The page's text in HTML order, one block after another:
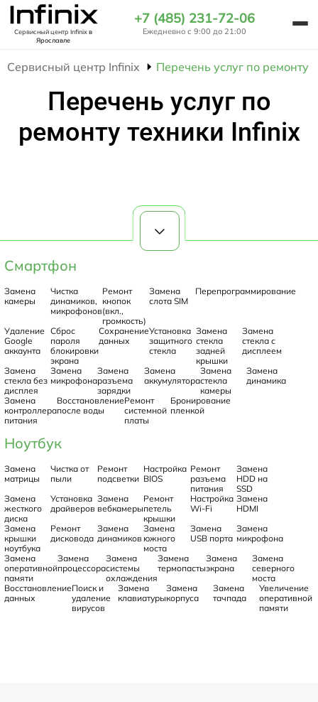
Сервисный центр Infinixв
Ярославле
+7 (485) 231-72-06
Ежедневно с 9:00 до 21:00
Сервисный центр Infinix Перечень услуг по ремонту
Перечень услуг по
ремонту техники Infinix
Смартфон
Замена
камеры
Чистка
динамиков,
микрофонов
Ремонт
кнопок
(вкл.,
громкость)
Замена
слота SIM
Перепрограммирование
Удаление
Google
аккаунта
Сброс
пароля
блокировки
экрана
Сохранение
данных
Установка
защитного
стекла
Замена
стекла
задней
крышки
Замена
стекла с
дисплеем
Замена
стекла без
дисплея
Замена
микрофона
Замена
разъема
зарядки
Замена
аккумулятора
Замена
стекла
камеры
Замена
динамика
Замена
контроллера
питания
Восстановление
после воды
Ремонт
системной
платы
Бронирование
пленкой
Ноутбук
Замена
матрицы
Чистка от
пыли
Ремонт
подсветки
Настройка
BIOS
Ремонт
разъема
питания
Замена
HDD на
SSD
Замена
жесткого
диска
Установка
драйверов
Замена
вебкамеры
Ремонт
петель
крышки
Настройка
Wi-Fi
Замена
HDMI
Замена
крышки
ноутбука
Ремонт
дисковода
Замена
динамиков
Замена
южного
моста
Замена
USB порта
Замена
микрофона
Замена
оперативной
памяти
Замена
процессора
Замена
системы
охлаждения
Замена
термопасты
Замена
экрана
Замена
северного
моста
Восстановление
данных
Поиск и
удаление
вирусов
Замена
клавиатуры
Замена
корпуса
Замена
тачпада
Увеличение
оперативной
памяти